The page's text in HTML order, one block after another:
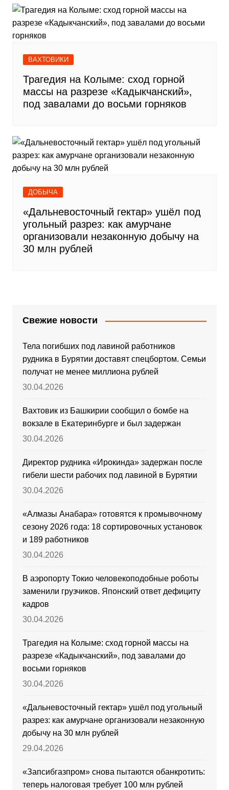
ВАХТОВИКИ
Трагедия на Колыме: сход горной
массы на разрезе «Кадыкчанский»,
под завалами до восьми горняков
ДОБЫЧА
«Дальневосточный гектар» ушёл под
угольный разрез: как амурчане
организовали незаконную добычу на
30 млн рублей
Свежие новости
Тела погибших под лавиной работников
рудника в Бурятии доставят спецбортом. Семьи
получат не менее миллиона рублей
30.04.2026
Вахтовик из Башкирии сообщил о бомбе на
вокзале в Екатеринбурге и был задержан
30.04.2026
Директор рудника «Ирокинда» задержан после
гибели шести рабочих под лавиной в Бурятии
30.04.2026
«Алмазы Анабара» готовятся к промывочному
сезону 2026 года: 18 сортировочных установок
и 189 работников
30.04.2026
В аэропорту Токио человекоподобные роботы
заменили грузчиков. Японский ответ дефициту
кадров
30.04.2026
Трагедия на Колыме: сход горной массы на
разрезе «Кадыкчанский», под завалами до
восьми горняков
30.04.2026
«Дальневосточный гектар» ушёл под угольный
разрез: как амурчане организовали незаконную
добычу на 30 млн рублей
29.04.2026
«Запсибгазпром» снова пытаются обанкротить:
теперь налоговая требует 100 млн рублей